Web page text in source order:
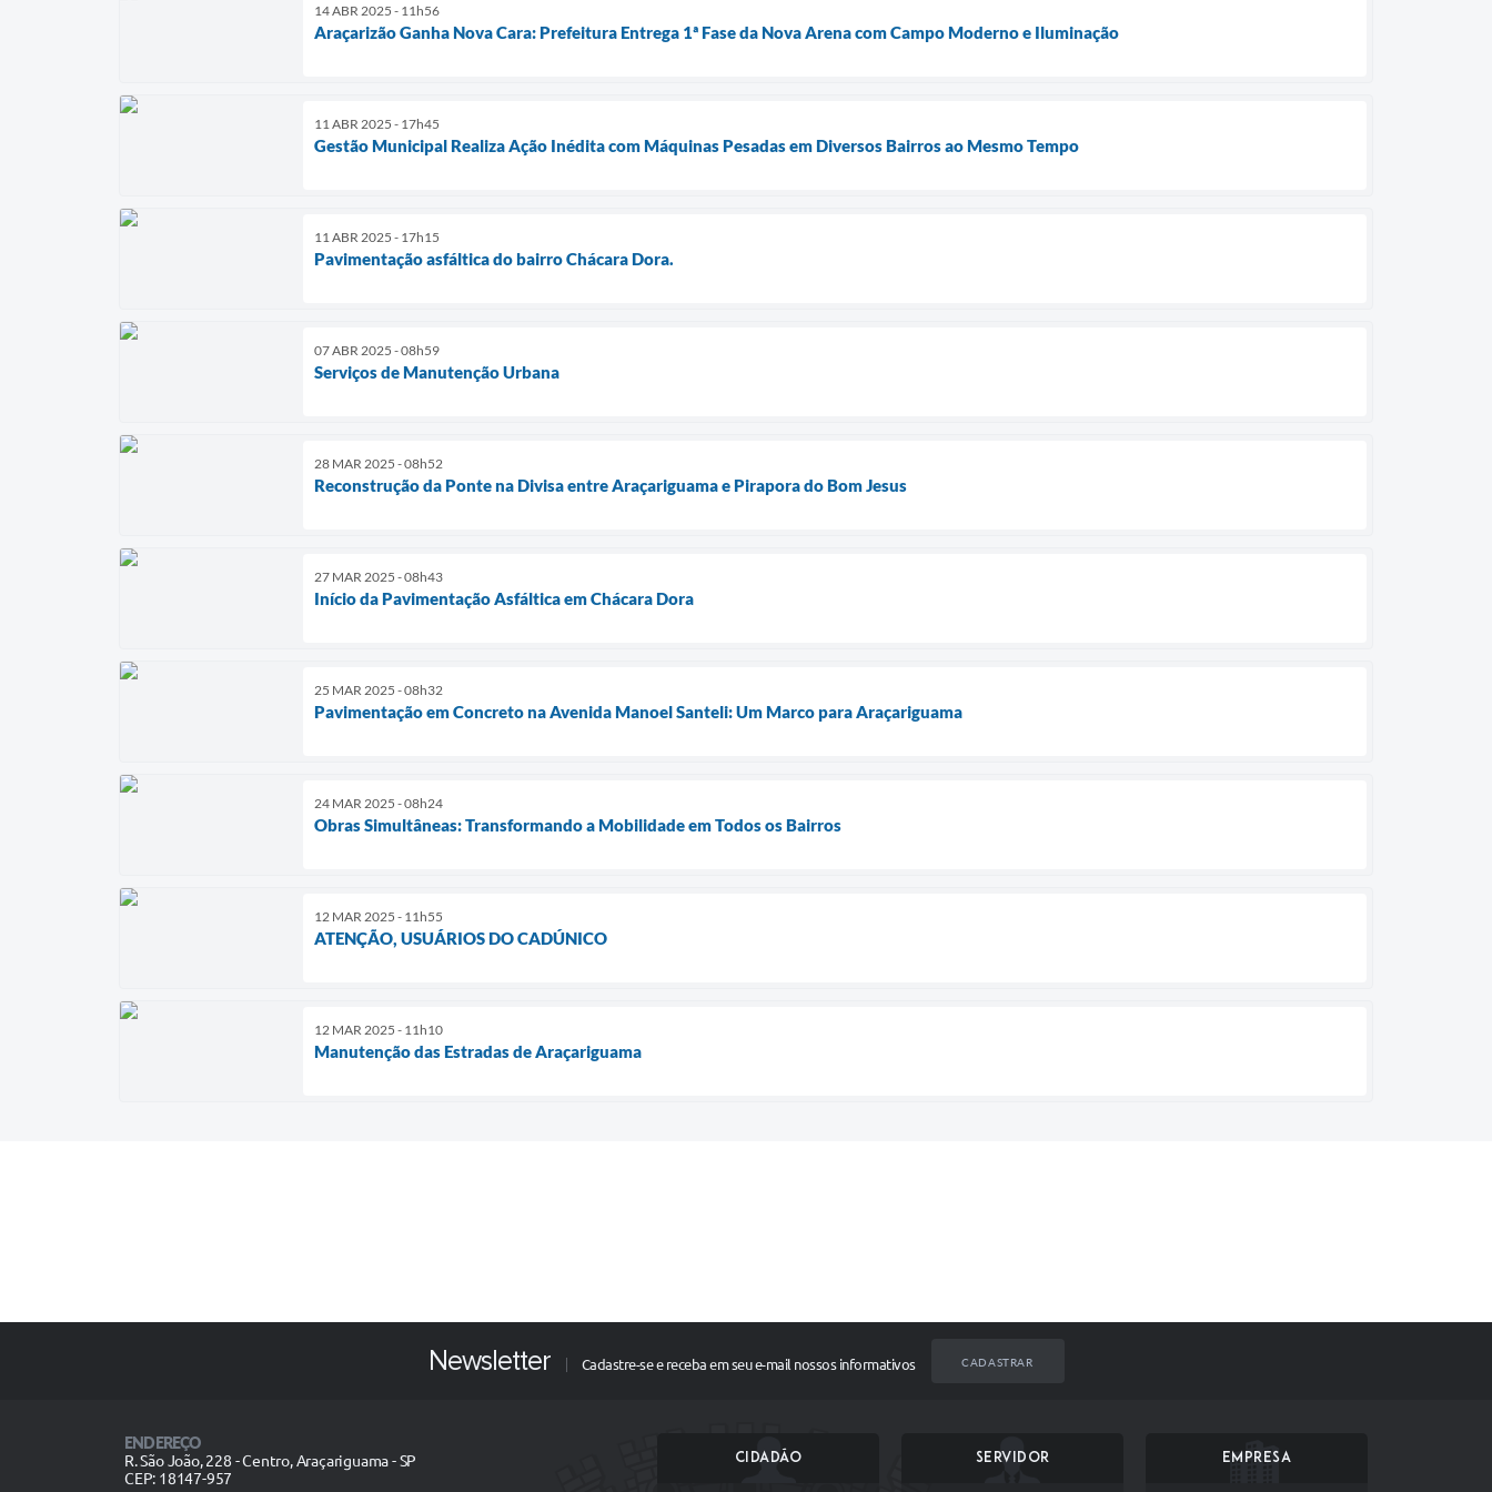
14 ABR 2025 - 11h56
Araçarizão Ganha Nova Cara: Prefeitura Entrega 1ª Fase da Nova Arena com Campo Moderno e Iluminação
11 ABR 2025 - 17h45
Gestão Municipal Realiza Ação Inédita com Máquinas Pesadas em Diversos Bairros ao Mesmo Tempo
11 ABR 2025 - 17h15
Pavimentação asfáltica do bairro Chácara Dora.
07 ABR 2025 - 08h59
Serviços de Manutenção Urbana
28 MAR 2025 - 08h52
Reconstrução da Ponte na Divisa entre Araçariguama e Pirapora do Bom Jesus
27 MAR 2025 - 08h43
Início da Pavimentação Asfáltica em Chácara Dora
25 MAR 2025 - 08h32
Pavimentação em Concreto na Avenida Manoel Santeli: Um Marco para Araçariguama
24 MAR 2025 - 08h24
Obras Simultâneas: Transformando a Mobilidade em Todos os Bairros
12 MAR 2025 - 11h55
ATENÇÃO, USUÁRIOS DO CADÚNICO
12 MAR 2025 - 11h10
Manutenção das Estradas de Araçariguama
Newsletter Cadastre-se e receba em seu e-mail nossos informativos CADASTRAR
ENDEREÇO
R. São João, 228 - Centro, Araçariguama - SP
CEP: 18147-957
CIDADÃO SERVIDOR EMPRESA